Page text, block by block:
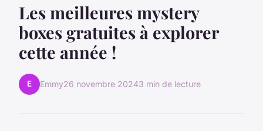
Les meilleures mystery
boxes gratuites à explorer
cette année !
E Emmy26 novembre 20243 min de lecture